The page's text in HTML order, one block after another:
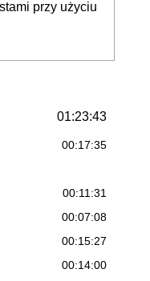
przy użyciu
01:23:43
00:17:35
00:11:31
00:07:08
00:15:27
00:14:00